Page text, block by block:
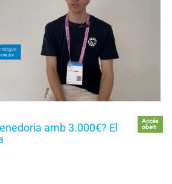
amb 3.000€? El
Accés
obert